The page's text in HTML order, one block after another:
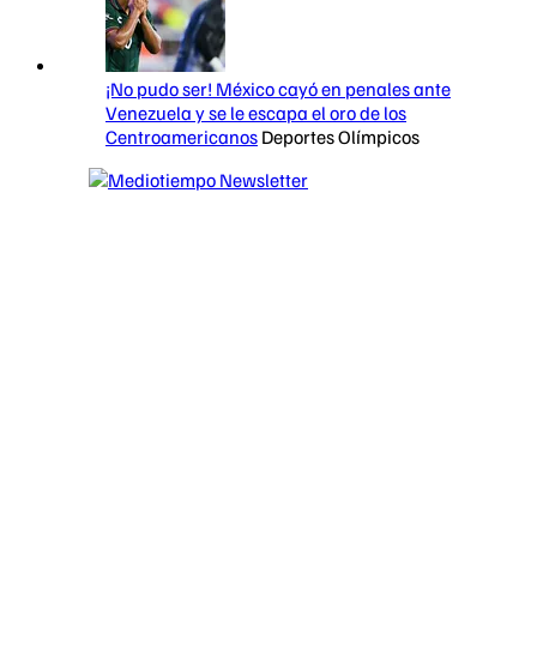
¡No pudo ser! México cayó en penales ante
Venezuela y se le escapa el oro de los
Centroamericanos Deportes Olímpicos